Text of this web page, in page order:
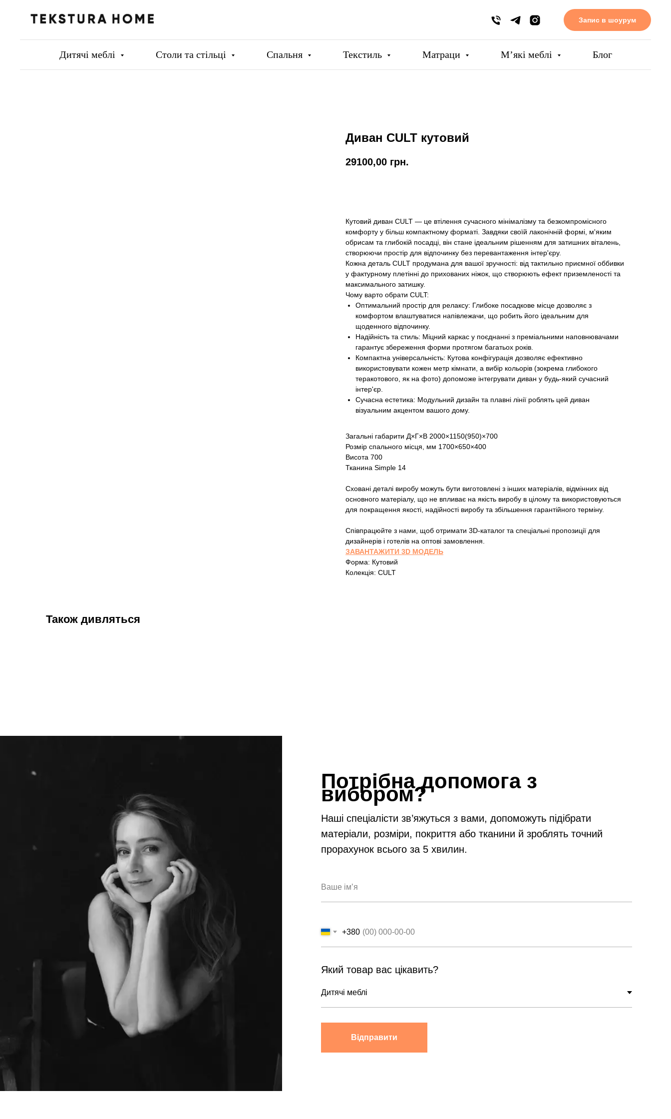
Запис в шоурум
Дитячі меблі Столи та стільці Спальня Текстиль Матраци Мʼякі меблі Блог
Диван CULT кутовий
29100,00 грн.
Кутовий диван CULT — це втілення сучасного мінімалізму та безкомпромісного
комфорту у більш компактному форматі. Завдяки своїй лаконічній формі, м'яким
обрисам та глибокій посадці, він стане ідеальним рішенням для затишних віталень,
створюючи простір для відпочинку без перевантаження інтер'єру.
Кожна деталь CULT продумана для вашої зручності: від тактильно приємної оббивки
у фактурному плетінні до прихованих ніжок, що створюють ефект приземленості та
максимального затишку.
Чому варто обрати CULT:
Оптимальний простір для релаксу: Глибоке посадкове місце дозволяє з
комфортом влаштуватися напівлежачи, що робить його ідеальним для
щоденного відпочинку.
Надійність та стиль: Міцний каркас у поєднанні з преміальними наповнювачами
гарантує збереження форми протягом багатьох років.
Компактна універсальність: Кутова конфігурація дозволяє ефективно
використовувати кожен метр кімнати, а вибір кольорів (зокрема глибокого
теракотового, як на фото) допоможе інтегрувати диван у будь-який сучасний
інтер'єр.
Сучасна естетика: Модульний дизайн та плавні лінії роблять цей диван
візуальним акцентом вашого дому.
Загальні габарити Д×Г×В 2000×1150(950)×700
Розмір спального місця, мм 1700×650×400
Висота 700
Тканина Simple 14
Сховані деталі виробу можуть бути виготовлені з інших матеріалів, відмінних від
основного матеріалу, що не впливає на якість виробу в цілому та використовуються
для покращення якості, надійності виробу та збільшення гарантійного терміну.
Співпрацюйте з нами, щоб отримати 3D-каталог та спеціальні пропозиції для
дизайнерів і готелів на оптові замовлення.
ЗАВАНТАЖИТИ 3D МОДЕЛЬ
Форма: Кутовий
Колекція: CULT
Також дивляться
Потрібна допомога з
вибором?
Наші спеціалісти зв’яжуться з вами, допоможуть підібрати
матеріали, розміри, покриття або тканини й зроблять точний
прорахунок всього за 5 хвилин.
+380
Який товар вас цікавить?
Відправити
Шоурум